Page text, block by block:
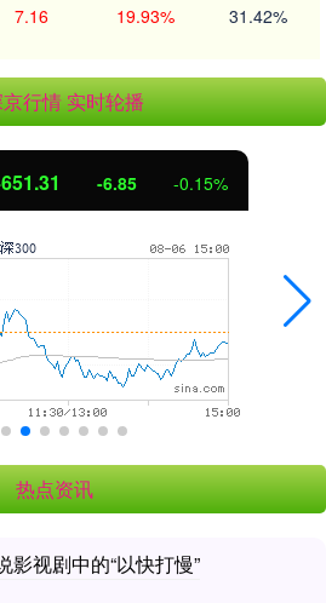
7.16 19.93% 31.42%
行情 实时轮播
-6.85 -0.15%
热点资讯
视剧中的“以快打慢”